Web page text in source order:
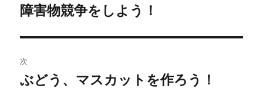
稿
ビ
ゲ
過
の
投
稿:
障害物競争をしよう！
次
次
ぶどう、マスカットを作ろう！